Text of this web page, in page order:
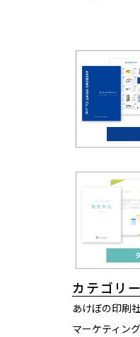
カテゴリ
あけぼの印刷
マーケティング